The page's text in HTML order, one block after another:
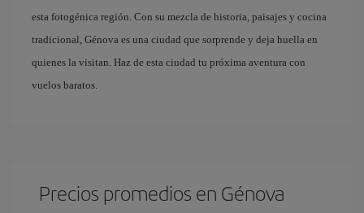
esta fotogénica región. Con su mezcla de historia, paisajes y cocina
tradicional, Génova es una ciudad que sorprende y deja huella en
quienes la visitan. Haz de esta ciudad tu próxima aventura con
vuelos baratos.
Precios promedios en Génova